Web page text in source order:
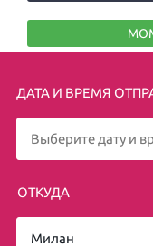
ДАТА И ВРЕМЯ
ОТКУДА